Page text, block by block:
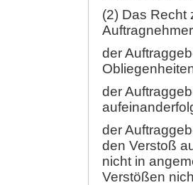
(2) Das Recht
der
der
der
den Verstoß
nicht in
Verstößen